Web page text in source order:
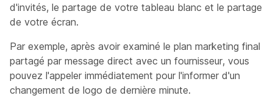
d'invités, le partage de votre tableau blanc et le partage
de votre écran.
Par exemple, après avoir examiné le plan marketing final
partagé par message direct avec un fournisseur, vous
pouvez l'appeler immédiatement pour l'informer d'un
changement de logo de dernière minute.